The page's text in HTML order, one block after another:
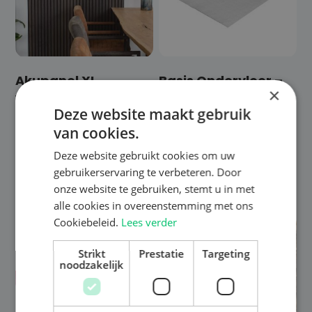
Akupanel XL
wandpanelen –
Mokka Zwart Eiken
209,95€199,95
Bekijk opties
Gratis kleurstaal
Basis Ondervloer –
€20,99
Gratis kleurstaal
-8%
×
Deze website maakt gebruik
van cookies.
Deze website gebruikt cookies om uw
gebruikerservaring te verbeteren. Door
onze website te gebruiken, stemt u in met
alle cookies in overeenstemming met ons
Cookiebeleid. Lees verder
Strikt
noodzakelijk
Prestatie Targeting